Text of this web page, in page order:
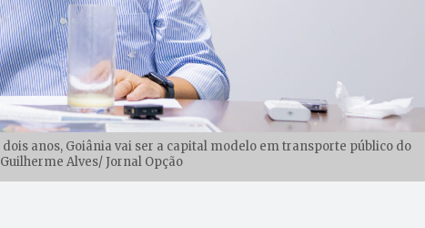
anos, Goiânia vai ser a capital modelo em transporte público do
Alves/ Jornal Opção